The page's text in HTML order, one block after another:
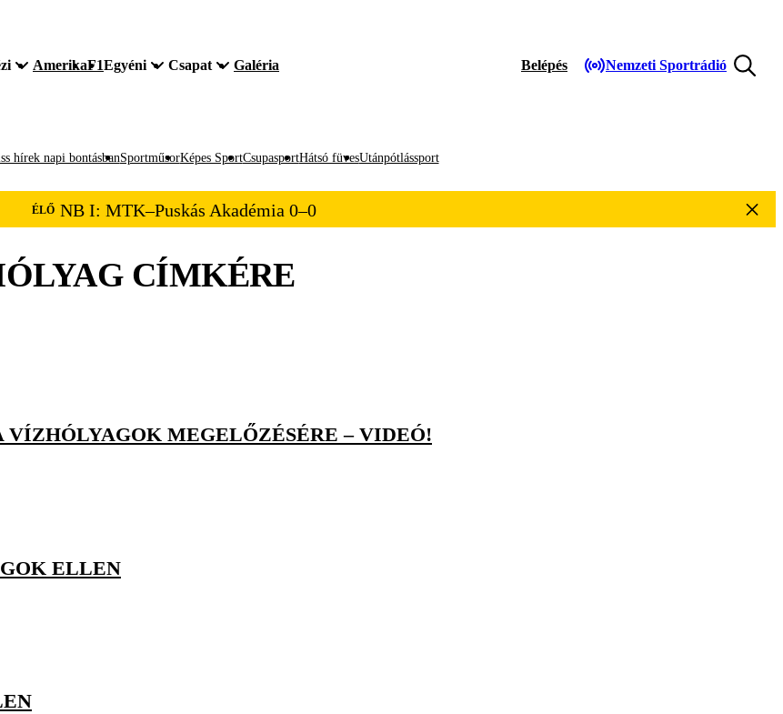
AmerikaF1Egyéni Csapat Galéria Belépés Nemzeti Sportrádió
hírek napi bontásbanSportműsorKépes SportCsupasportHátsó füvesUtánpótlássport
ÉLŐ NB I: MTK–Puskás Akadémia 0–0
CÍMKÉRE
MEGELŐZÉSÉRE – VIDEÓ!
ELLEN